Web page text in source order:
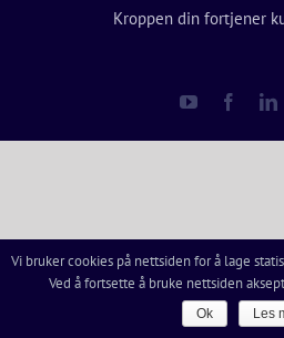
Kroppen din fortjener
YouTube
Vi bruker cookies på nettsiden for å lage
Ved å fortsette å bruke nettsiden
Ok Les